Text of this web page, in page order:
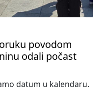
povodom
odali počast
datum u kalendaru.